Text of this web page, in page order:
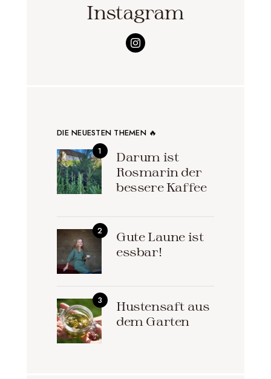
Instagram
DIE NEUESTEN THEMEN 🔥
Darum ist
Rosmarin der
bessere Kaffee
Gute Laune ist
essbar!
Hustensaft aus
dem Garten